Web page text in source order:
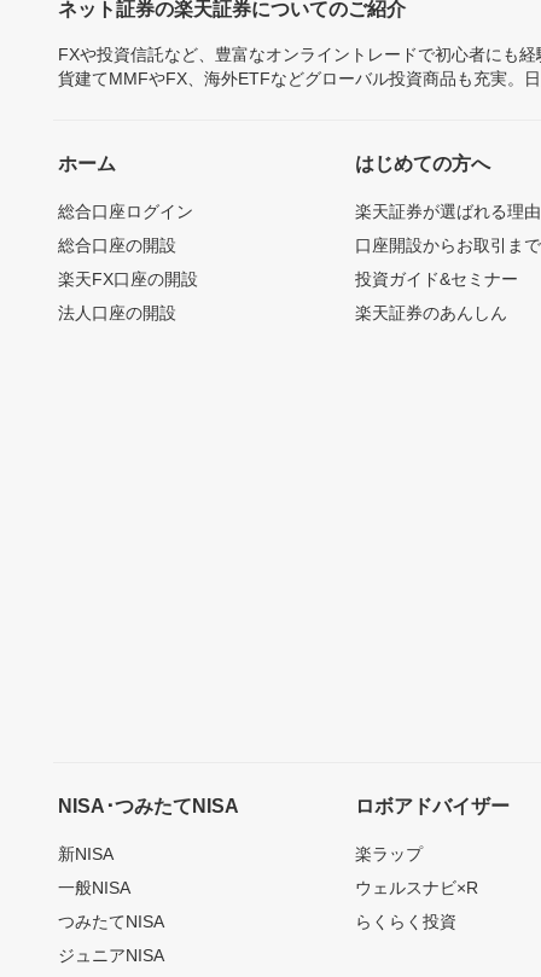
ネット証券の楽天証券についてのご紹介
FXや投資信託など、豊富なオンライントレードで初心者にも
貨建てMMFやFX、海外ETFなどグローバル投資商品も充実。
ホーム
総合口座ログイン
総合口座の開設
楽天FX口座の開設
法人口座の開設
はじめての方へ
楽天証券が選ばれる理由
口座開設からお取引ま
投資ガイド&セミナー
楽天証券のあんしん
NISA･つみたてNISA
新NISA
一般NISA
つみたてNISA
ジュニアNISA
ロボアドバイザー
楽ラップ
ウェルスナビ×R
らくらく投資